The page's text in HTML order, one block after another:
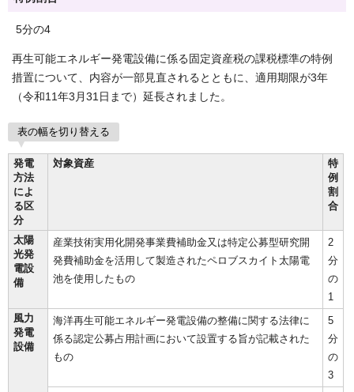
5分の4
再生可能エネルギー発電設備に係る固定資産税の課税標準の特例
措置について、内容が一部見直されるとともに、適用期限が3年
（令和11年3月31日まで）延長されました。
表の幅を切り替える
発電
方法
によ
る区
分
対象資産
特
例
割
合
太陽
光発
電設
備
産業技術実用化開発事業費補助金又は特定公募型研究開
発費補助金を活用して製造されたペロブスカイト太陽電
池を使用したもの
2
分
の
1
風力
発電
設備
海洋再生可能エネルギー発電設備の整備に関する法律に
係る認定公募占用計画において設置する旨が記載された
もの
5
分
の
3